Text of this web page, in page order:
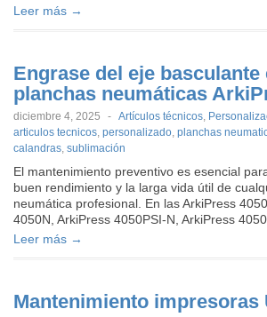
Leer más →
Engrase del eje basculante
planchas neumáticas
diciembre 4, 2025 - Artículos técnicos,
articulos tecnicos, personalizado, planchas
calandras, sublimación
El mantenimiento preventivo es esencial
buen rendimiento y la larga vida útil de
neumática profesional. En las ArkiPress
4050N, ArkiPress 4050PSI-N, ArkiPress
Leer más →
Mantenimiento impresoras